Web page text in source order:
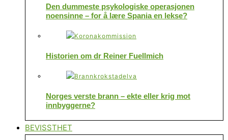
Den dummeste psykologiske operasjonen
noensinne – for å lære Spania en lekse?
Historien om dr Reiner Fuellmich
Norges verste brann – ekte eller krig mot
innbyggerne?
BEVISSTHET